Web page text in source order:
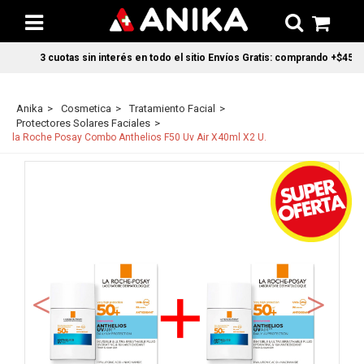
3 cuotas sin interés en todo el sitio Envíos Gratis: comprando +$45.000
Anika Cosmetica
Tratamiento Facial
Protectores Solares Faciales
la Roche Posay Combo Anthelios F50 Uv Air X40ml X2 U.